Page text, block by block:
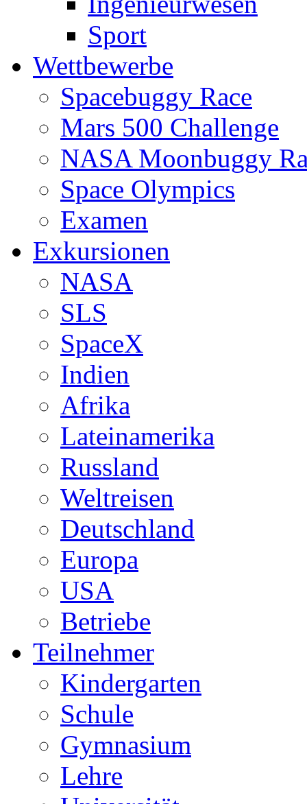
Sport
Wettbewerbe
Spacebuggy Race
Mars 500 Challenge
NASA Moonbuggy
Space Olympics
Examen
Exkursionen
NASA
SLS
SpaceX
Indien
Afrika
Lateinamerika
Russland
Weltreisen
Deutschland
Europa
USA
Betriebe
Teilnehmer
Kindergarten
Schule
Gymnasium
Lehre